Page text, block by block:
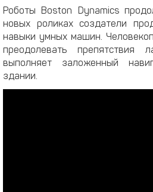
Роботы Boston Dynamics
новых роликах создатели
навыки умных машин.
преодолевать препятствия
выполняет заложенный
здании.